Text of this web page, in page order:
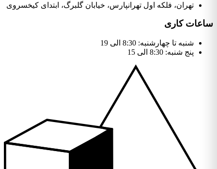
تهران، فلکه اول تهرانپارس، خیابان گلبرگ، ابتدای کیخسروی
ساعات کاری
شنبه تا چهارشنبه: 8:30 الی 19
پنج شنبه: 8:30 الی 15